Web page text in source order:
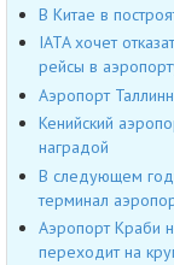
В Китае в
IATA хочет
рейсы в
Аэропорт
Кенийский
наградой
В следующем
терминал
Аэропорт Краби
переходит на